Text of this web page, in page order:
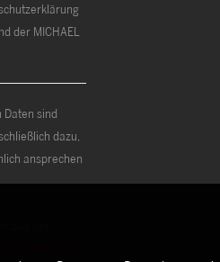
der MICHAEL
Daten sind
dazu,
ansprechen